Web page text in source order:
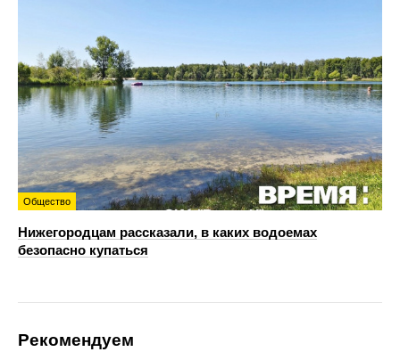
Общество
Нижегородцам рассказали, в каких водоемах
безопасно купаться
Рекомендуем